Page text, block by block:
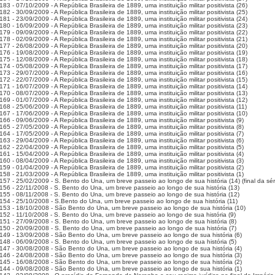
- 07/10/2009 - A República Brasileira de 1889, uma instituição militar positivista (26)
- 30/09/2009 - A República Brasileira de 1889, uma instituição militar positivista (25)
- 23/09/2009 - A República Brasileira de 1889, uma instituição militar positivista (24)
- 16/09/2009 - A República Brasileira de 1889, uma instituição militar positivista (23)
- 09/09/2009 - A República Brasileira de 1889, uma instituição militar positivista (22)
- 02/09/2009 - A República Brasileira de 1889, uma instituição militar positivista (21)
- 26/08/2009 - A República Brasileira de 1889, uma instituição militar positivista (20)
- 19/08/2009 - A República Brasileira de 1889, uma instituição militar positivista (19)
- 12/08/2009 - A República Brasileira de 1889, uma instituição militar positivista (18)
- 05/08/2009 - A República Brasileira de 1889, uma instituição militar positivista (17)
- 29/07/2009 - A República Brasileira de 1889, uma instituição militar positivista (16)
- 22/07/2009 - A República Brasileira de 1889, uma instituição militar positivista (15)
- 16/07/2009 - A República Brasileira de 1889, uma instituição militar positivista (14)
- 08/07/2009 - A República Brasileira de 1889, uma instituição militar positivista (13)
- 01/07/2009 - A República Brasileira de 1889, uma instituição militar positivista (12)
- 25/06/2009 - A República Brasileira de 1889, uma instituição militar positivista (11)
- 17/06/2009 - A República Brasileira de 1889, uma instituição militar positivista (10)
- 09/06/2009 - A República Brasileira de 1889, uma instituição militar positivista (9)
- 27/05/2009 - A República Brasileira de 1889, uma instituição militar positivista (8)
- 17/05/2009 - A República Brasileira de 1889, uma instituição militar positivista (7)
- 29/04/2009 - A República Brasileira de 1889, uma instituição militar positivista (6)
- 22/04/2009 - A República Brasileira de 1889, uma instituição militar positivista (5)
- 15/04/2009 - A República Brasileira de 1889, uma instituição militar positivista (4)
- 08/04/2009 - A República Brasileira de 1889, uma instituição militar positivista (3)
- 01/04/2009 - A República Brasileira de 1889, uma instituição militar positivista (2)
- 21/03/2009 - A República Brasileira de 1889, uma instituição militar positivista (1)
- 25/02/2009 - S. Bento do Una, um breve passeio ao longo de sua história (14) (final da
- 22/11/2008 - S. Bento do Una, um breve passeio ao longo de sua história (13)
- 08/11/2008 - S. Bento do Una, um breve passeio ao longo de sua história (12)
- 25/10/2008 - S.Bento do Una, um breve passeio ao longo de sua história (11)
- 18/10/2008 - São Bento do Una, um breve passeio ao longo de sua história (10)
- 11/10/2008 - S. Bento do Una, um breve passeio ao longo de sua história (9)
- 27/09/2008 - S. Bento do Una, um breve passeio ao longo de sua história (8)
- 20/09/2008 - S. Bento do Una, um breve passeio ao longo de sua história (7)
- 13/09/2008 - São Bento do Una, um breve passeio ao longo de sua história (6)
- 06/09/2008 - S. Bento do Una, um breve passeio ao longo de sua história (5)
- 30/08/2008 - São Bento do Una, um breve passeio ao longo de sua história (4)
- 24/08/2008 - São Bento do Una, um breve passeio ao longo de sua história (3)
- 16/08/2008 - São Bento do Una, um breve passeio ao longo de sua história (2)
- 09/08/2008 - São Bento do Una, um breve passeio ao longo de sua história (1)